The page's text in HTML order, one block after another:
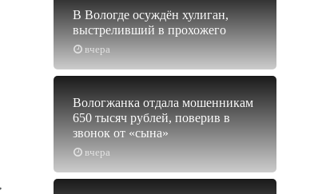
вчера
В Вологде осуждён хулиган,
выстреливший в прохожего
вчера
Вологжанка отдала мошенникам
650 тысяч рублей, поверив в
звонок от «сына»